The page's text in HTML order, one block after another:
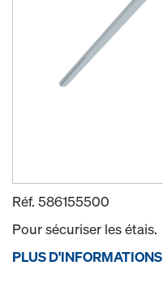
Réf. 586155500
Pour sécuriser les étais.
PLUS D'INFORMATIONS